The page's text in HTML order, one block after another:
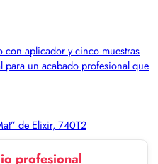
de Elixir, 740T2
profesional